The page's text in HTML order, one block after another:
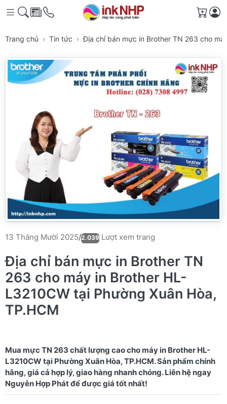
Giỏ
Trang chủ Tin tức Địa chỉ bán mực in Brother TN 263 cho
13 Tháng Mười 2025/2.039 Lượt xem trang
Địa chỉ bán mực in Brother TN
263 cho máy in Brother HL-
L3210CW tại Phường Xuân Hòa,
TP.HCM
Mua mực TN 263 chất lượng cao cho máy in Brother HL-
L3210CW tại Phường Xuân Hòa, TP.HCM. Sản phẩm chính
hãng, giá cả hợp lý, giao hàng nhanh chóng. Liên hệ ngay